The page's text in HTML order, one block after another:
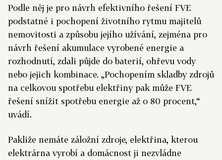
Podle něj je pro návrh efektivního řešení FVE
podstatné i pochopení životního rytmu majitelů
nemovitosti a způsobu jejího užívání, zejména pro
návrh řešení akumulace vyrobené energie a
rozhodnutí, zdali půjde do baterií, ohřevu vody
nebo jejich kombinace. „Pochopením skladby zdrojů
na celkovou spotřebu elektřiny pak může FVE
řešení snížit spotřebu energie až o 80 procent,“
uvádí.
Pakliže nemáte záložní zdroje, elektřina, kterou
elektrárna vyrobí a domácnost ji nezvládne